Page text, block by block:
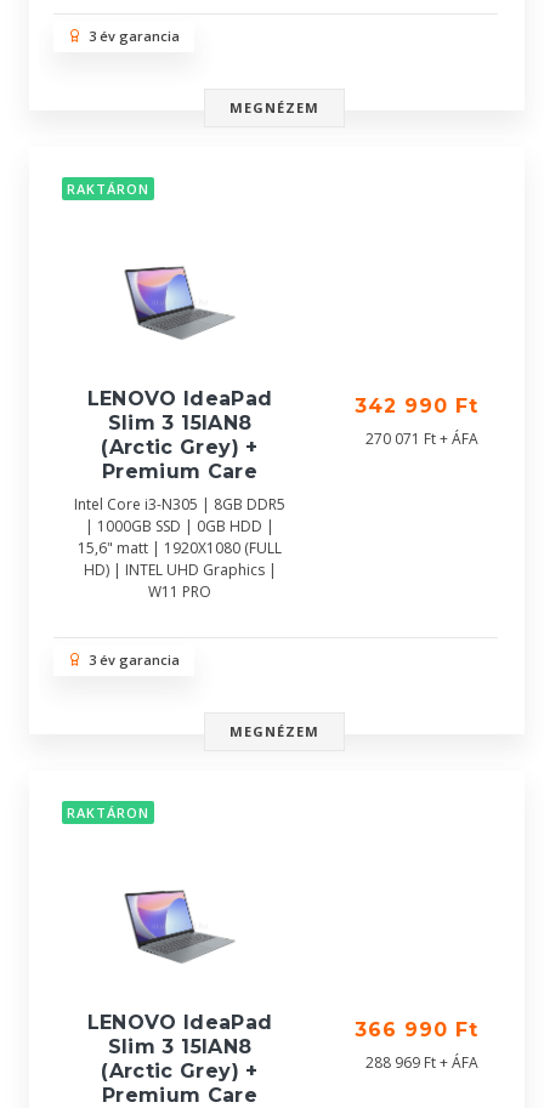
3 év garancia
MEGNÉZEM
RAKTÁRON
LENOVO IdeaPad
Slim 3 15IAN8
(Arctic Grey) +
Premium Care
Intel Core i3-N305 | 8GB DDR5
| 1000GB SSD | 0GB HDD |
15,6" matt | 1920X1080 (FULL
HD) | INTEL UHD Graphics |
W11 PRO
342 990 Ft
270 071 Ft + ÁFA
3 év garancia
MEGNÉZEM
RAKTÁRON
LENOVO IdeaPad
Slim 3 15IAN8
(Arctic Grey) +
Premium Care
366 990 Ft
288 969 Ft + ÁFA